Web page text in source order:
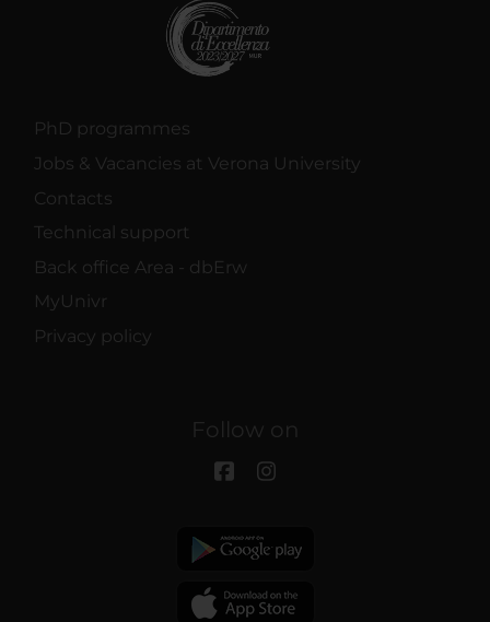
PhD programmes
Jobs & Vacancies at Verona University
Contacts
Technical support
Back office Area - dbErw
MyUnivr
Privacy policy
Follow on